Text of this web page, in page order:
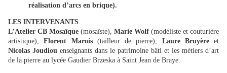
réalisation d’arcs en brique).
LES INTERVENANTS
L’Atelier CB Mosaïque (mosaïste), Marie Wolf (modéliste et couturière
artistique),Florent Marois(tailleur de pierre), Laure Bruyèreet
Nicolas Joudiou enseignants dans le patrimoine bâti et les métiers d’art
de la pierre au lycée Gaudier Brzeska à Saint Jean de Braye.